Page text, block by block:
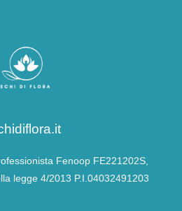
Fenoop FE221202S,
legge 4/2013 P.I.04032491203